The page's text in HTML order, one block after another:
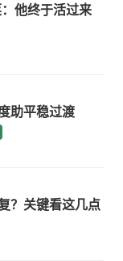
他终于活过来
助平稳过渡
？关键看这几点